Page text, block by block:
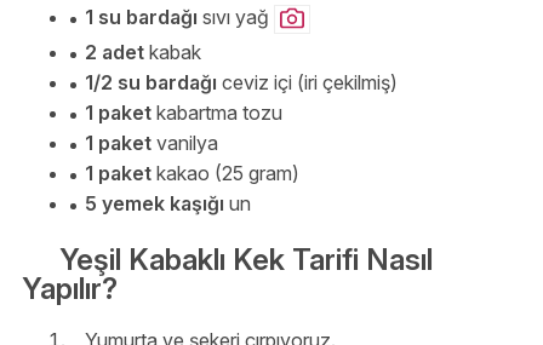
1 su bardağı sıvı yağ
2 adet kabak
1/2 su bardağı ceviz içi (iri çekilmiş)
1 paket kabartma tozu
1 paket vanilya
1 paket kakao (25 gram)
5 yemek kaşığı un
Yeşil Kabaklı Kek Tarifi Nasıl
Yapılır?
Yumurta ve şekeri çırpıyoruz.